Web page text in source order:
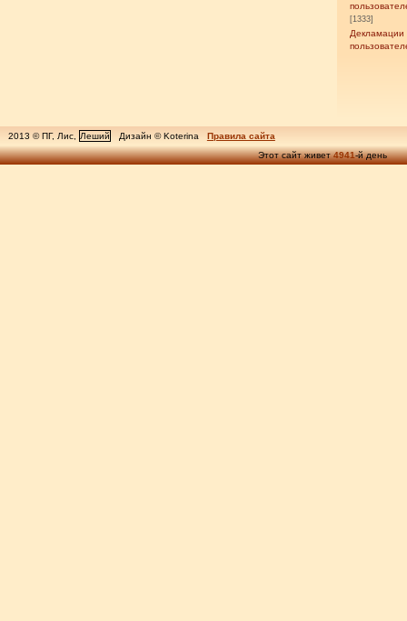
[1333]
Декламации
2013 © ПГ, Лис, Леший Дизайн © Koterina
Правила сайта
Этот сайт живет4941-й день